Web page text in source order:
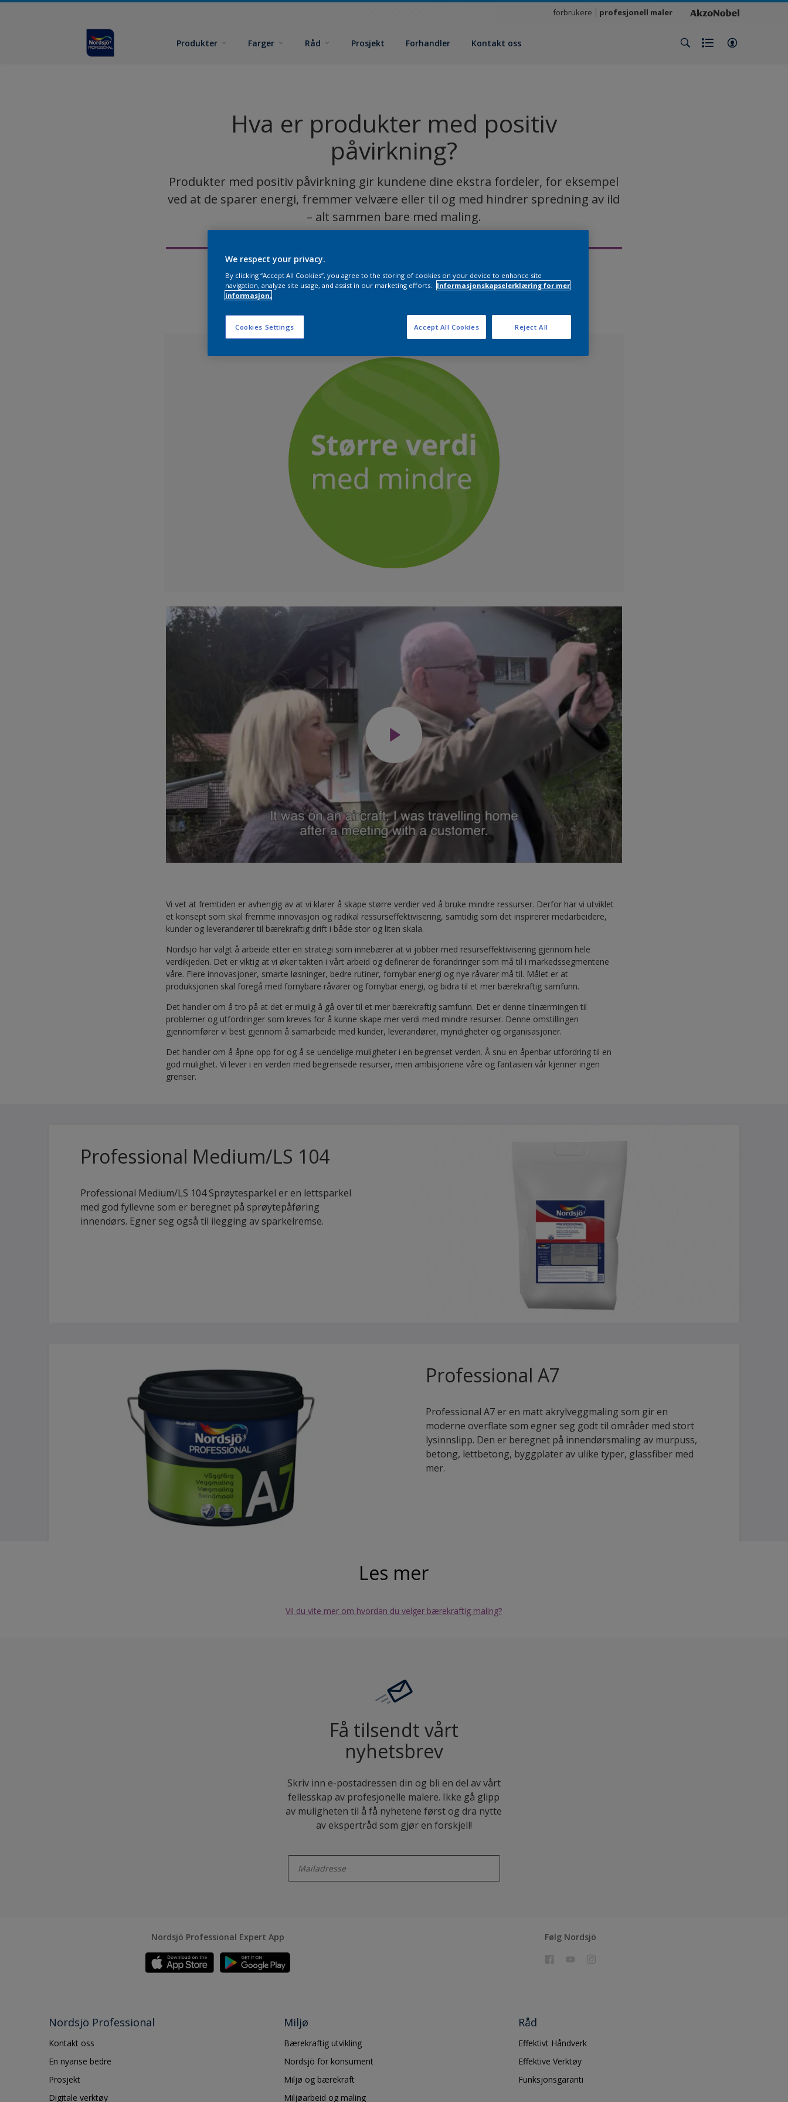
forbrukere profesjonell maler
Produkter Farger Råd Prosjekt Forhandler Kontakt oss
Hva er produkter med positiv
påvirkning?
Produkter med positiv påvirkning gir kundene dine ekstra fordeler, for eksempel
ved at de sparer energi, fremmer velvære eller til og med hindrer spredning av ild
– alt sammen bare med maling.
Vi vet at fremtiden er avhengig av at vi klarer å skape større verdier ved å bruke mindre ressurser. Derfor har vi utviklet
et konsept som skal fremme innovasjon og radikal ressurseffektivisering, samtidig som det inspirerer medarbeidere,
kunder og leverandører til bærekraftig drift i både stor og liten skala.
Nordsjö har valgt å arbeide etter en strategi som innebærer at vi jobber med resurseffektivisering gjennom hele
verdikjeden. Det er viktig at vi øker takten i vårt arbeid og definerer de forandringer som må til i markedssegmentene
våre. Flere innovasjoner, smarte løsninger, bedre rutiner, fornybar energi og nye råvarer må til. Målet er at
produksjonen skal foregå med fornybare råvarer og fornybar energi, og bidra til et mer bærekraftig samfunn.
Det handler om å tro på at det er mulig å gå over til et mer bærekraftig samfunn. Det er denne tilnærmingen til
problemer og utfordringer som kreves for å kunne skape mer verdi med mindre resurser. Denne omstillingen
gjennomfører vi best gjennom å samarbeide med kunder, leverandører, myndigheter og organisasjoner.
Det handler om å åpne opp for og å se uendelige muligheter i en begrenset verden. Å snu en åpenbar utfordring til en
god mulighet. Vi lever i en verden med begrensede resurser, men ambisjonene våre og fantasien vår kjenner ingen
grenser.
Professional Medium/LS 104
Professional Medium/LS 104 Sprøytesparkel er en lettsparkel
med god fyllevne som er beregnet på sprøytepåføring
innendørs. Egner seg også til ilegging av sparkelremse.
Professional A7
Professional A7 er en matt akrylveggmaling som gir en
moderne overflate som egner seg godt til områder med stort
lysinnslipp. Den er beregnet på innendørsmaling av murpuss,
betong, lettbetong, byggplater av ulike typer, glassfiber med
mer.
Les mer
Vil du vite mer om hvordan du velger bærekraftig maling?
Få tilsendt vårt
nyhetsbrev
Skriv inn e-postadressen din og bli en del av vårt
fellesskap av profesjonelle malere. Ikke gå glipp
av muligheten til å få nyhetene først og dra nytte
av ekspertråd som gjør en forskjell!
Nordsjö Professional Expert App Følg Nordsjö
Nordsjö Professional
Kontakt oss
En nyanse bedre
Prosjekt
Digitale verktøy
Miljø
Bærekraftig utvikling
Nordsjö for konsument
Miljø og bærekraft
Miljøarbeid og maling
Råd
Effektivt Håndverk
Effektive Verktøy
Funksjonsgaranti
We respect your privacy.
By clicking “Accept All Cookies”, you agree to the storing of cookies on your device to enhance site
navigation, analyze site usage, and assist in our marketing efforts.
Informasjonskapselerklæring for mer
informasjon.
Cookies Settings Reject All
Accept All Cookies